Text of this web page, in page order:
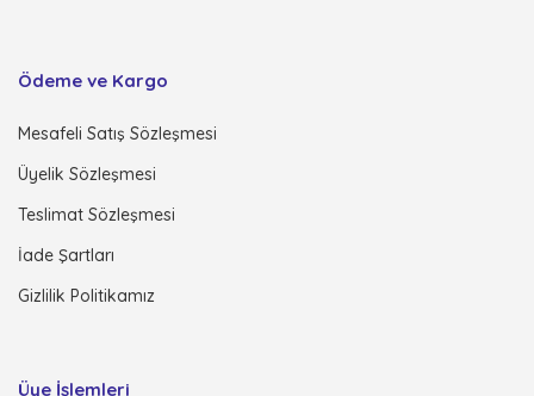
Ödeme ve Kargo
Mesafeli Satış Sözleşmesi
Üyelik Sözleşmesi
Teslimat Sözleşmesi
İade Şartları
Gizlilik Politikamız
Üye İşlemleri